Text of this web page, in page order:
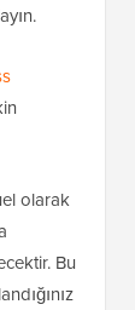
olarak
Bu